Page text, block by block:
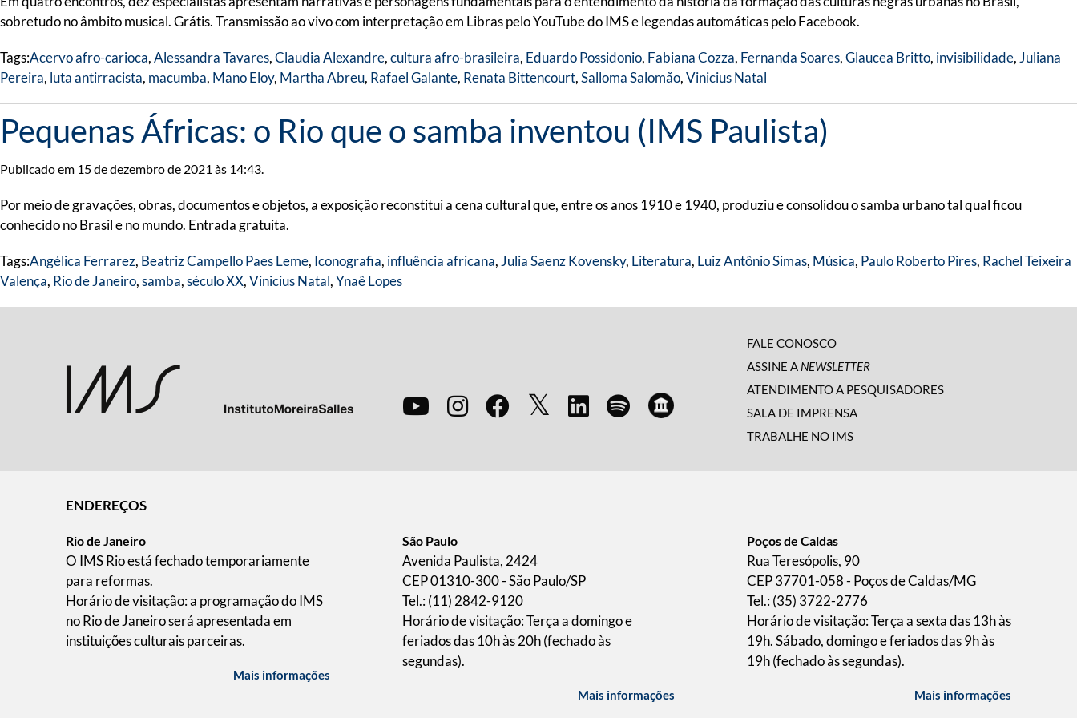
sobretudo no âmbito musical. Grátis. Transmissão ao vivo com interpretação em Libras pelo YouTube do IMS e legendas automáticas pelo Facebook.
Tags:Acervo afro-carioca,Alessandra Tavares,Claudia Alexandre,cultura afro-brasileira, Eduardo Possidonio, Fabiana Cozza, Fernanda Soares,Glaucea Britto, invisibilidade, Juliana
Pereira, luta antirracista, macumba, Mano Eloy, Martha Abreu, Rafael Galante, Renata Bittencourt,Salloma Salomão,Vinicius Natal
Pequenas Áfricas: o Rio que o samba inventou (IMS Paulista)
Publicado em 15 de dezembro de 2021 às 14:43.
Por meio de gravações, obras, documentos e objetos, a exposição reconstitui a cena cultural que, entre os anos 1910 e 1940, produziu e consolidou o samba urbano tal qual ficou
conhecido no Brasil e no mundo. Entrada gratuita.
Tags:Angélica Ferrarez, Beatriz Campello Paes Leme, Iconografia, influência africana, Julia Saenz Kovensky, Literatura, Luiz Antônio Simas, Música, Paulo Roberto Pires, Rachel Teixeira
Valença, Rio de Janeiro,samba,século XX,Vinicius Natal,Ynaê Lopes
FALE CONOSCO
ASSINE A NEWSLETTER
ATENDIMENTO A PESQUISADORES
SALA DE IMPRENSA
TRABALHE NO IMS
ENDEREÇOS
Rio de Janeiro
O IMS Rio está fechado temporariamente
para reformas.
Horário de visitação: a programação do IMS
no Rio de Janeiro será apresentada em
instituições culturais parceiras.
Mais informações
São Paulo
Avenida Paulista, 2424
CEP 01310-300 - São Paulo/SP
Tel.: (11) 2842-9120
Horário de visitação: Terça a domingo e
feriados das 10h às 20h (fechado às
segundas).
Mais informações
Poços de Caldas
Rua Teresópolis, 90
CEP 37701-058 - Poços de Caldas/MG
Tel.: (35) 3722-2776
Horário de visitação: Terça a sexta das 13h às
19h. Sábado, domingo e feriados das 9h às
19h (fechado às segundas).
Mais informações